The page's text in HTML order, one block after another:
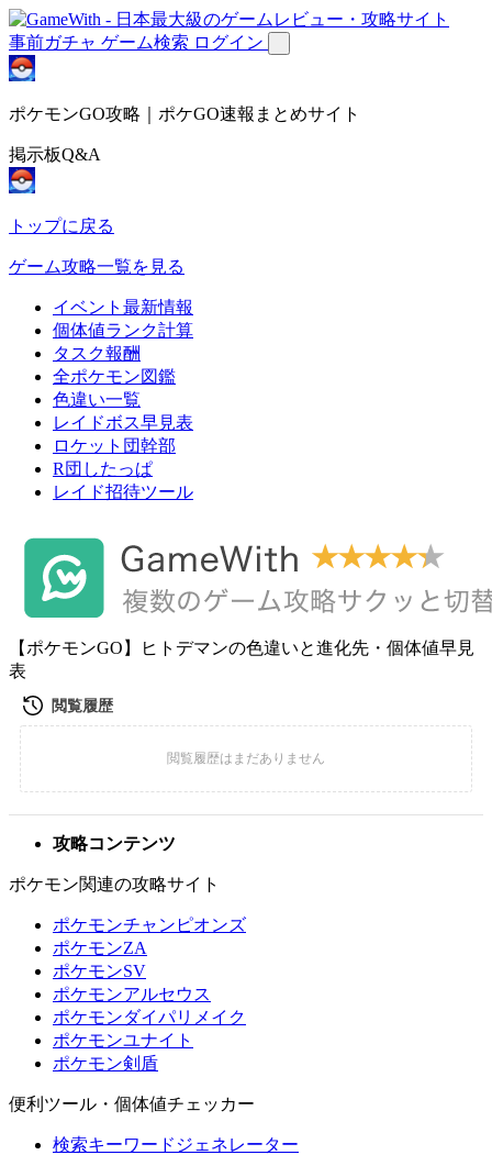
事前ガチャ ゲーム検索 ログイン
ポケモンGO攻略｜ポケGO速報まとめサイト
掲示板Q&A
トップに戻る
ゲーム攻略一覧を見る
イベント最新情報
個体値ランク計算
タスク報酬
全ポケモン図鑑
色違い一覧
レイドボス早見表
ロケット団幹部
R団したっぱ
レイド招待ツール
【ポケモンGO】ヒトデマンの色違いと進化先・個体値早見
表
攻略コンテンツ
ポケモン関連の攻略サイト
ポケモンチャンピオンズ
ポケモンZA
ポケモンSV
ポケモンアルセウス
ポケモンダイパリメイク
ポケモンユナイト
ポケモン剣盾
便利ツール・個体値チェッカー
検索キーワードジェネレーター